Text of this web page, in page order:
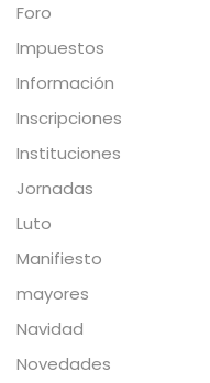
Foro
Impuestos
Información
Inscripciones
Instituciones
Jornadas
Luto
Manifiesto
mayores
Navidad
Novedades